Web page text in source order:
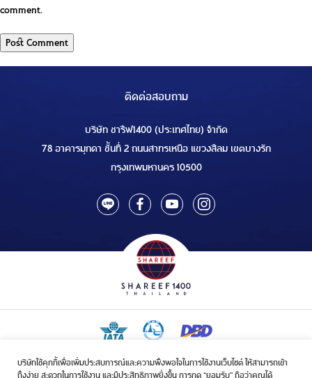
บริษัทใช้คุกกี้เพื่อเพิ่มประสบการณ์และความพึงพอใจในการใช้งานเว็บไซต์ ให้สามารถเข้า
ถึงง่าย สะดวกในการใช้งาน และมีประสิทธิภาพยิ่งขึ้น การกด “ยอมรับ” ถือว่าคุณได้
comment.
ติดต่อสอบถาม
บริษัท ชารีฟ1400 (ประเทศไทย) จำกัด
78 อาคารมุกดา ชั้นที่ 2 ถนนสาทรเหนือ แขวงสีลม เขตบางรัก
กรุงเทพมหานคร 10500
ใบอนุญาตเป็นผู้ประกอบกิจการรับจัดบริการขนส่งในกิจการฮัจย์เลขที่ 1/2568